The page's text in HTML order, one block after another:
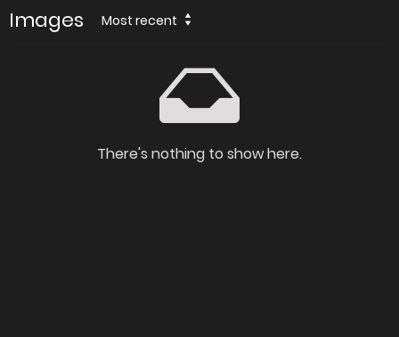
Images Most recent
There's nothing to show here.